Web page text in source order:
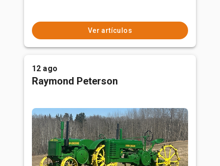
Ver artículos
12 ago
Raymond Peterson